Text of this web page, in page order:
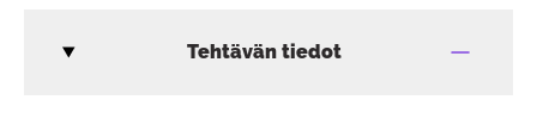
Tehtävän tiedot